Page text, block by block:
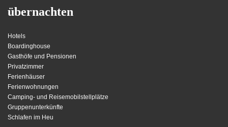
übernachten
Hotels
Boardinghouse
Gasthöfe und Pensionen
Privatzimmer
Ferienhäuser
Ferienwohnungen
Camping- und Reisemobilstellplätze
Gruppenunterkünfte
Schlafen im Heu